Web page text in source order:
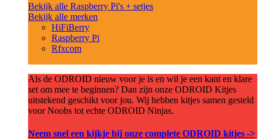
Bekijk alle Raspberry Pi's + setjes
Bekijk alle merken
HiFiBerry
Raspberry Pi
Rfxcom
Als de ODROID nieuw voor je is en wil je een kant en klare
set om mee te beginnen? Dan zijn onze ODROID Kitjes
uitstekend geschikt voor jou. Wij hebben kitjes samen gesteld
voor Noobs tot echte ODROID Ninjas.
Neem snel een kijkje bij onze complete ODROID kitjes ->